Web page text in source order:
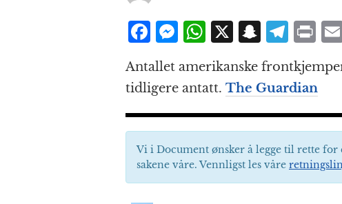
F
a
c
e
b
o
o
k
M
ss
e
n
g
e
r
W
h
at
s
A
p
p
X S
n
a
p
c
h
at
T
el
e
g
r
a
m
P
n
t
Antallet amerikanske
tidligere antatt. The Guardian
Vi i Document ønsker å legge til rette for
sakene våre. Vennligst les våre